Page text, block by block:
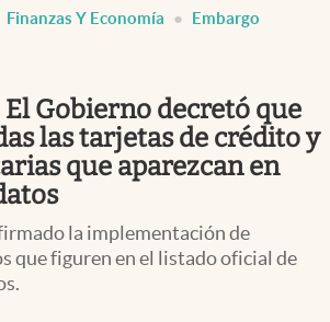
Finanzas Y Economía Embargo
Gobierno decretó que
las tarjetas de crédito y
que aparezcan en
la implementación de
que figuren en el listado oficial de